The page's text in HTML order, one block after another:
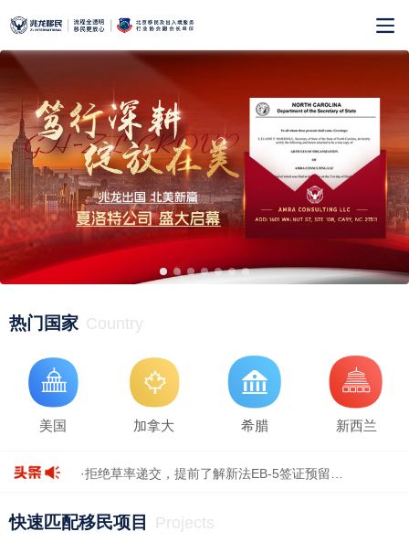
热门国家 Country
美国 加拿大 希腊 新西兰
·拒绝草率递交，提前了解新法EB-5签证预留…
·巴拿马购房、存款、退休三大永居路径深度…
快速匹配移民项目 Projects